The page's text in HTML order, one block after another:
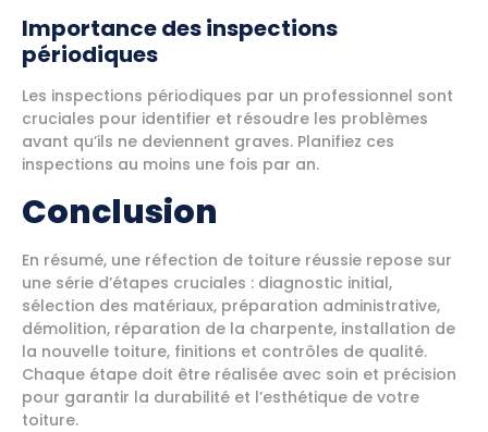
Importance des inspections
périodiques
Les inspections périodiques par un professionnel sont
cruciales pour identifier et résoudre les problèmes
avant qu’ils ne deviennent graves. Planifiez ces
inspections au moins une fois par an.
Conclusion
En résumé, une réfection de toiture réussie repose sur
une série d’étapes cruciales : diagnostic initial,
sélection des matériaux, préparation administrative,
démolition, réparation de la charpente, installation de
la nouvelle toiture, finitions et contrôles de qualité.
Chaque étape doit être réalisée avec soin et précision
pour garantir la durabilité et l’esthétique de votre
toiture.